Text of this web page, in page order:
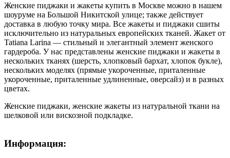
Женские пиджаки и жакеты купить в Москве можно в нашем
шоуруме на Большой Никитской улице; также действует
доставка в любую точку мира. Все жакеты и пиджаки сшиты
исключительно из натуральных европейских тканей. Жакет от
Tatiana Larina — стильный и элегантный элемент женского
гардероба. У нас представлены женские пиджаки и жакеты в
нескольких тканях (шерсть, хлопковый бархат, хлопок букле),
нескольких моделях (прямые укороченные, приталенные
укороченные, приталенные удлиненные, оверсайз) и в разных
цветах.
Женские пиджаки, женские жакеты из натуральной ткани на
шелковой или вискозной подкладке.
Информация: